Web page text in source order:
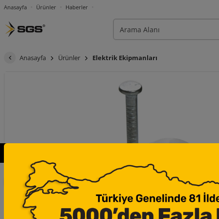
Anasayfa Ürünler Haberler
Anasayfa Ürünler Elektrik Ekipmanları